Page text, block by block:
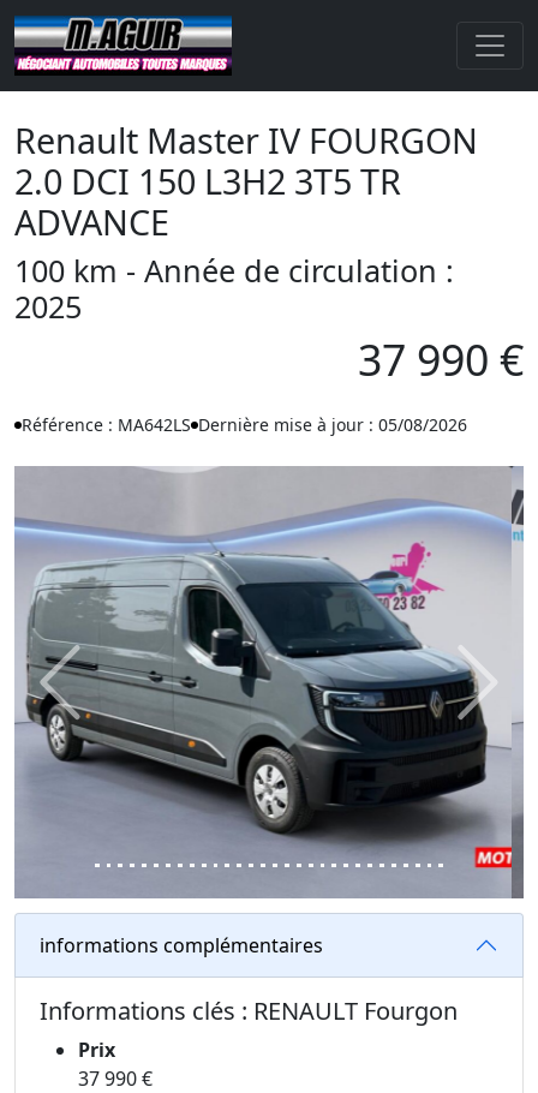
Renault Master IV FOURGON
2.0 DCI 150 L3H2 3T5 TR
ADVANCE
100 km - Année de circulation :
2025
37 990 €
Référence : MA642LS Dernière mise à jour : 05/08/2026
Previous Next
informations complémentaires
Informations clés : RENAULT Fourgon
Prix
37 990 €